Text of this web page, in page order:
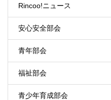
Rincoo!ニュース
安心安全部会
青年部会
福祉部会
青少年育成部会